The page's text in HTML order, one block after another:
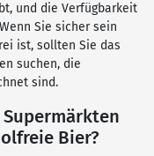
und die Verfügbarkeit
Sie sicher sein
ist, sollten Sie das
suchen, die
sind.
Bier?